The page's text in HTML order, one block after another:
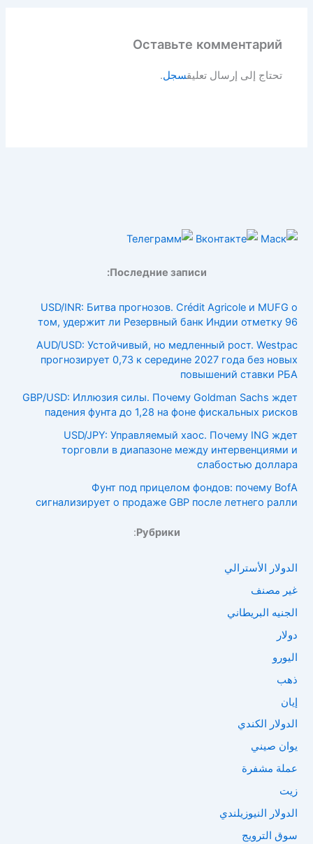
Оставьте комментарий
تحتاج إلى إرسال تعليقسجل.
Последние записи:
USD/INR: Битва прогнозов. Crédit Agricole и MUFG о
том, удержит ли Резервный банк Индии отметку 96
AUD/USD: Устойчивый, но медленный рост. Westpac
прогнозирует 0,73 к середине 2027 года без новых
повышений ставки РБА
GBP/USD: Иллюзия силы. Почему Goldman Sachs ждет
падения фунта до 1,28 на фоне фискальных рисков
USD/JPY: Управляемый хаос. Почему ING ждет
торговли в диапазоне между интервенциями и
слабостью доллара
Фунт под прицелом фондов: почему BofA
сигнализирует о продаже GBP после летнего ралли
Рубрики
:
الدولار الأسترالي
غير مصنف
الجنيه البريطاني
دولار
اليورو
ذهب
إيان
الدولار الكندي
يوان صيني
عملة مشفرة
زيت
الدولار النيوزيلندي
سوق الترويج